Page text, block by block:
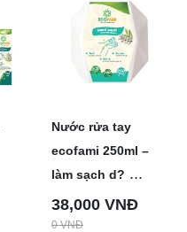
Nước rửa tay
ecofami 250ml –
làm sạch d? ...
38,000 VNĐ
0 VNĐ